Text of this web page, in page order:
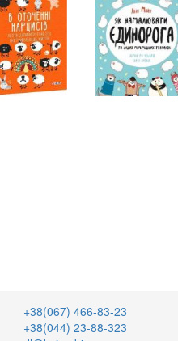
+38(067) 466-83-23
+38(044) 23-88-323